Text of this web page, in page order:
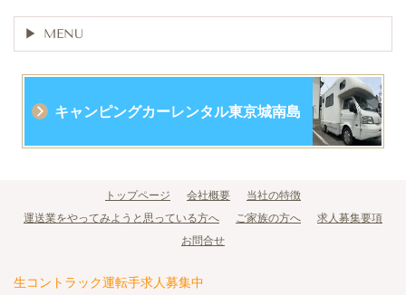
MENU
キャンピングカーレンタル東京城南島
トップページ 会社概要
当社の特徴
運送業をやってみようと思っている方へ
ご家族の方へ
求人募集要項
お問合せ
生コントラック運転手求人募集中